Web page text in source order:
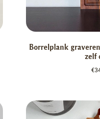
Borrelplank
zelf
€